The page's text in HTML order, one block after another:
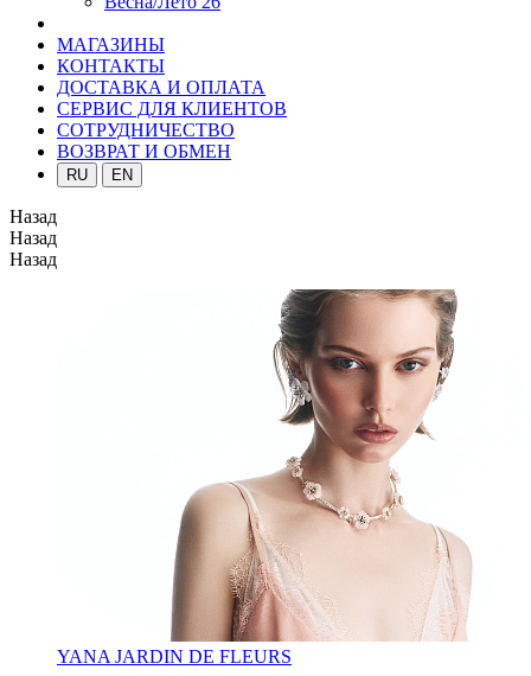
МАГАЗИНЫ
КОНТАКТЫ
ДОСТАВКА И ОПЛАТА
СЕРВИС ДЛЯ КЛИЕНТОВ
СОТРУДНИЧЕСТВО
ВОЗВРАТ И ОБМЕН
RU EN
Назад
Назад
Назад
YANA JARDIN DE FLEURS